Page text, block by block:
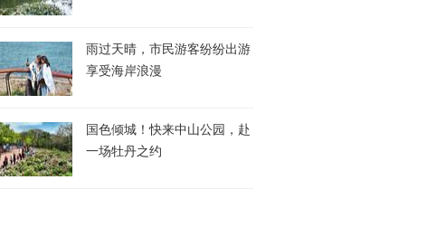
雨过天晴，市民游客纷纷出游
享受海岸浪漫
国色倾城！快来中山公园，赴
一场牡丹之约